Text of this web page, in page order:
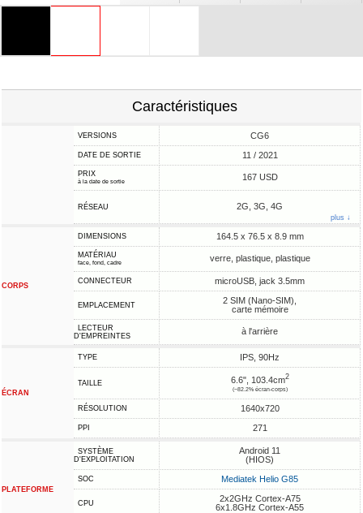
Caractéristiques
VERSIONS CG6
DATE DE SORTIE 11 / 2021
PRIX
à la date de sortie 167 USD
RÉSEAU 2G, 3G, 4G
plus ↓
CORPS
DIMENSIONS 164.5 x 76.5 x 8.9 mm
MATÉRIAU
face, fond, cadre verre, plastique, plastique
CONNECTEUR microUSB, jack 3.5mm
EMPLACEMENT
2 SIM (Nano-SIM),
carte mémoire
LECTEUR
D'EMPREINTES
à l'arrière
ÉCRAN
TYPE IPS, 90Hz
TAILLE 6.6", 103.4cm2
(~82.2% écran-corps)
RÉSOLUTION 1640x720
PPI 271
PLATEFORME
SYSTÈME
D'EXPLOITATION
Android 11
(HIOS)
SOC Mediatek Helio G85
CPU
2x2GHz Cortex-A75
6x1.8GHz Cortex-A55